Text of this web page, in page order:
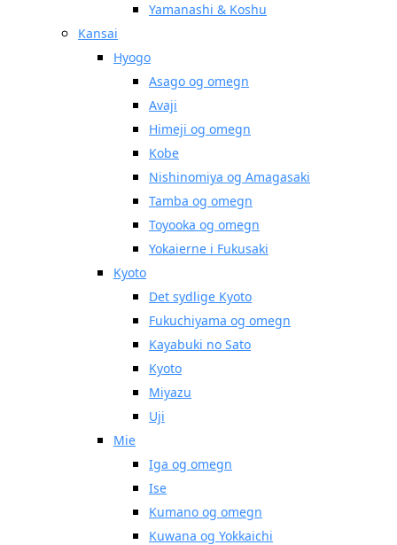
Yamanashi & Koshu
Kansai
Hyogo
Asago og omegn
Avaji
Himeji og omegn
Kobe
Nishinomiya og Amagasaki
Tamba og omegn
Toyooka og omegn
Yokaierne i Fukusaki
Kyoto
Det sydlige Kyoto
Fukuchiyama og omegn
Kayabuki no Sato
Kyoto
Miyazu
Uji
Mie
Iga og omegn
Ise
Kumano og omegn
Kuwana og Yokkaichi